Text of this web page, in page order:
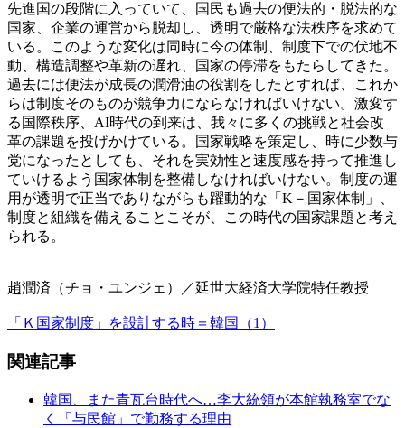
先進国の段階に入っていて、国民も過去の便法的・脱法的な
国家、企業の運営から脱却し、透明で厳格な法秩序を求めて
いる。このような変化は同時に今の体制、制度下での伏地不
動、構造調整や革新の遅れ、国家の停滞をもたらしてきた。
過去には便法が成長の潤滑油の役割をしたとすれば、これか
らは制度そのものが競争力にならなければいけない。激変す
る国際秩序、AI時代の到来は、我々に多くの挑戦と社会改
革の課題を投げかけている。国家戦略を策定し、時に少数与
党になったとしても、それを実効性と速度感を持って推進し
ていけるよう国家体制を整備しなければいけない。制度の運
用が透明で正当でありながらも躍動的な「K－国家体制」、
制度と組織を備えることこそが、この時代の国家課題と考え
られる。
趙潤済（チョ・ユンジェ）／延世大経済大学院特任教授
「Ｋ国家制度」を設計する時＝韓国（1）
関連記事
韓国、また青瓦台時代へ…李大統領が本館執務室でな
く「与民館」で勤務する理由